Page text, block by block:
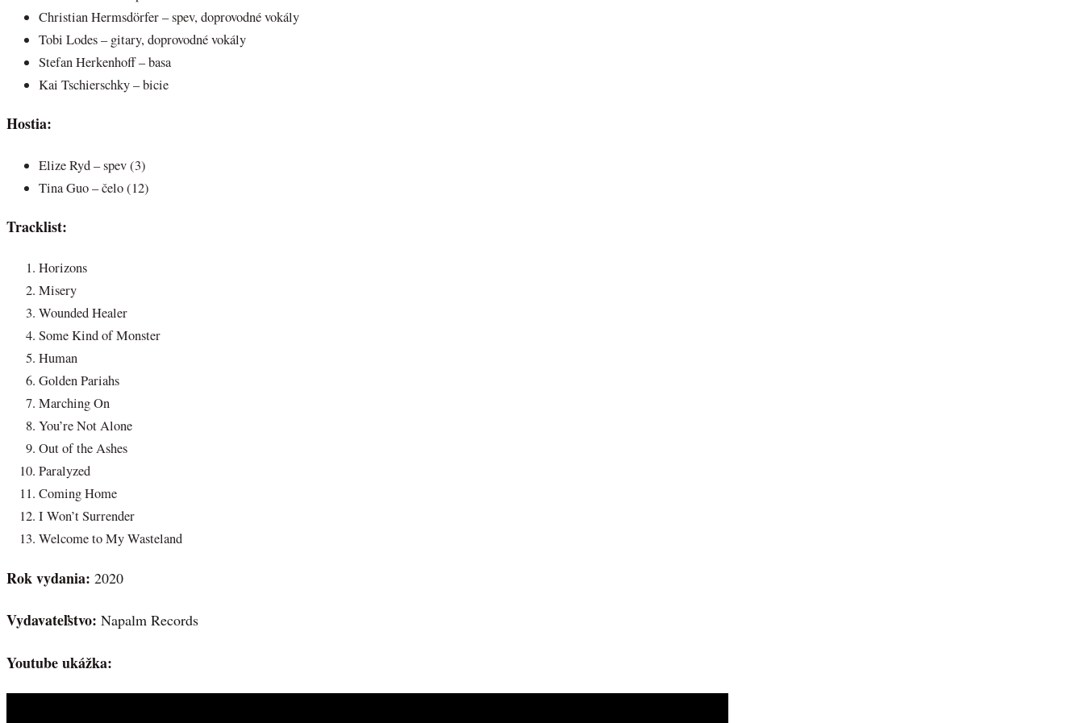
Christian Hermsdörfer – spev, doprovodné vokály
Tobi Lodes – gitary, doprovodné vokály
Stefan Herkenhoff – basa
Kai Tschierschky – bicie
Hostia:
Elize Ryd – spev (3)
Tina Guo – čelo (12)
Tracklist:
Horizons
Misery
Wounded Healer
Some Kind of Monster
Human
Golden Pariahs
Marching On
You’re Not Alone
Out of the Ashes
Paralyzed
Coming Home
I Won’t Surrender
Welcome to My Wasteland
Rok vydania: 2020
Vydavateľstvo: Napalm Records
Youtube ukážka: